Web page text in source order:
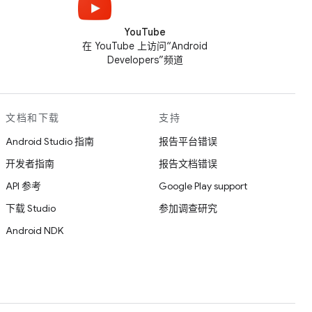
YouTube
在 YouTube 上访问“Android
Developers”频道
文档和下载
Android Studio 指南
开发者指南
API 参考
下载 Studio
Android NDK
支持
报告平台错误
报告文档错误
Google Play support
参加调查研究